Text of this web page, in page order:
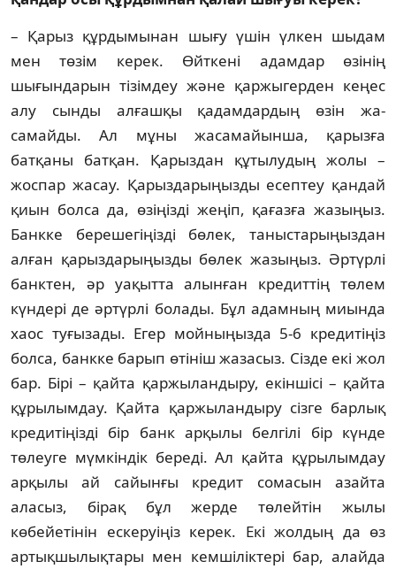
– Қарыз құрдымынан шығу үшін үлкен шы­дам
мен төзім керек. Өйткені адамдар өзі­нің
шығындарын тізімдеу және қаржыгерден кеңес
алу сынды алғашқы қадамдардың өзін жа­
самайды. Ал мұны жасамайынша, қарызға
батқаны батқан. Қарыздан құтылудың жолы –
жоспар жасау. Қарыздарыңызды есептеу қан­дай
қиын болса да, өзіңізді жеңіп, қағазға жа­зыңыз.
Банкке берешегіңізді бөлек, таныс­тарыңыздан
алған қарыздарыңызды бөлек жазыңыз. Әртүрлі
банктен, әр уақытта алынған кредиттің төлем
күндері де әртүрлі болады. Бұл адамның миында
хаос туғызады. Егер мой­ныңызда 5-6 кредитіңіз
болса, банкке барып өтініш жазасыз. Сізде екі жол
бар. Бірі – қайта қаржыландыру, екіншісі – қайта
құрылымдау. Қайта қаржыландыру сізге барлық
кредитіңізді бір банк арқылы белгілі бір күнде
төлеуге мүмкіндік береді. Ал қайта құрылымдау
арқы­лы ай сайынғы кредит сомасын азайта
аласыз, бірақ бұл жерде төлейтін жылы
көбейетінін ескеруіңіз керек. Екі жолдың да өз
артық­шы­лық­тары мен кемшіліктері бар, алайда